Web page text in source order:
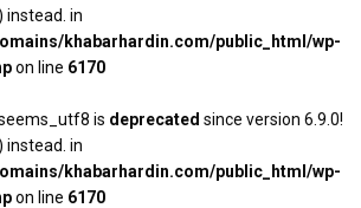
instead. in
khabarhardin.com/public_html/wp-
on line 6170
is deprecated since version 6.9.0!
instead. in
khabarhardin.com/public_html/wp-
on line 6170